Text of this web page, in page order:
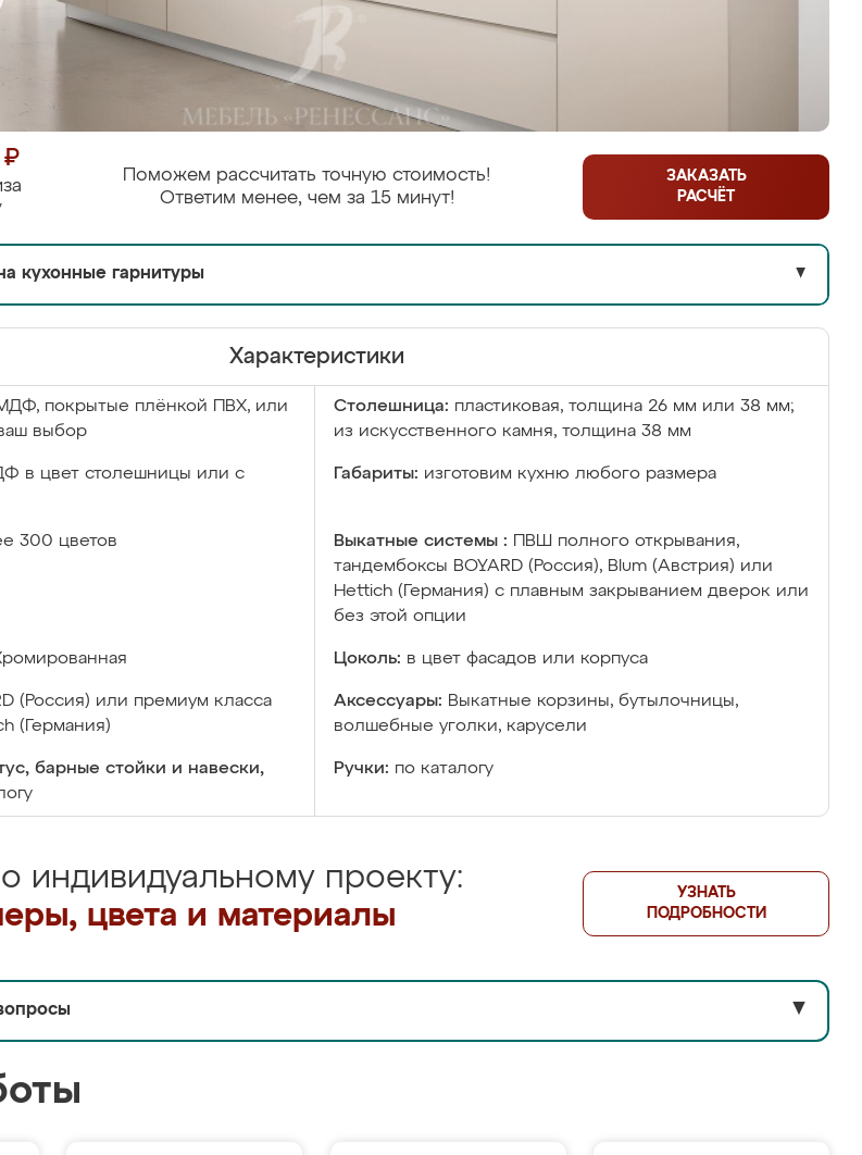
₽
Поможем рассчитать точную стоимость!
Ответим менее, чем за 15 минут!
ЗАКАЗАТЬ
РАСЧЁТ
кухонные гарнитуры ▼
Характеристики
покрытые плёнкой ПВХ, или
выбор
Столешница: пластиковая, толщина 26 мм или 38 мм;
из искусственного камня, толщина 38 мм
в цвет столешницы или с
Габариты: изготовим кухню любого размера
300 цветов Выкатные системы :
ПВШ полного открывания,
тандембоксы BOYARD (Россия), Blum (Австрия) или
Hettich (Германия) с плавным закрыванием дверок или
без этой опции
Цоколь: в цвет фасадов или корпуса
(Россия) или премиум класса
(Германия)
Аксессуары: Выкатные корзины, бутылочницы,
волшебные уголки, карусели
барные стойки и навески,
Ручки: по каталогу
индивидуальному проекту:
цвета и материалы
УЗНАТЬ
ПОДРОБНОСТИ
▼